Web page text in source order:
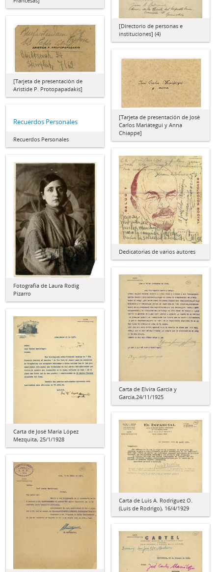
[Directorio de personas e
instituciones] (4)
[Tarjeta de presentación de
Aristide P. Protopapadakis]
[Tarjeta de presentación de José
Carlos Mariátegui y Anna
Chiappe]
Recuerdos Personales
Recuerdos Personales
Dedicatorias de varios autores
Fotografía de Laura Rodig
Pizarro
Carta de Elvira García y
García,24/11/1925
Carta de José María López
Mezquita, 25/1/1928
Carta de Luis A. Rodríguez O.
(Luis de Rodrigo), 16/4/1929